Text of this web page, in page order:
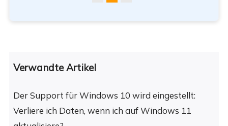
Verwandte Artikel
Der Support für Windows 10 wird eingestellt:
Verliere ich Daten, wenn ich auf Windows 11